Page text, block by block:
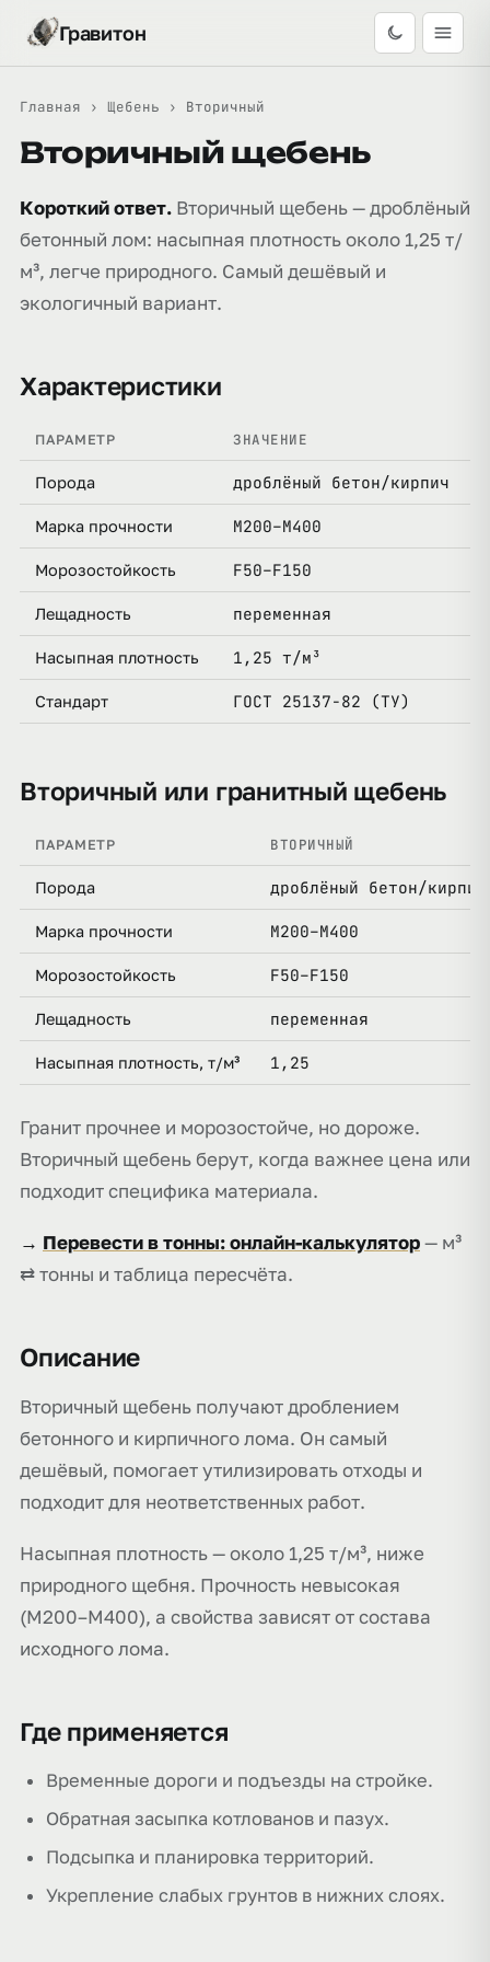
Гравитон
Главная › Щебень › Вторичный
Вторичный щебень
Короткий ответ. Вторичный щебень — дроблёный
бетонный лом: насыпная плотность около 1,25 т/
м³, легче природного. Самый дешёвый и
экологичный вариант.
Характеристики
ПАРАМЕТР ЗНАЧЕНИЕ
Порода дроблёный бетон/кирпич
Марка прочности М200–М400
Морозостойкость F50–F150
Лещадность переменная
Насыпная плотность 1,25 т/м³
Стандарт ГОСТ 25137-82 (ТУ)
Вторичный или гранитный щебень
ПАРАМЕТР ВТОРИЧНЫЙ
Порода дроблёный бетон/кирпич
Марка прочности М200–М400
Морозостойкость F50–F150
Лещадность переменная
Насыпная плотность, т/м³ 1,25
Гранит прочнее и морозостойче, но дороже.
Вторичный щебень берут, когда важнее цена или
подходит специфика материала.
→ Перевести в тонны: онлайн-калькулятор— м³
⇄ тонны и таблица пересчёта.
Описание
Вторичный щебень получают дроблением
бетонного и кирпичного лома. Он самый
дешёвый, помогает утилизировать отходы и
подходит для неответственных работ.
Насыпная плотность — около 1,25 т/м³, ниже
природного щебня. Прочность невысокая
(М200–М400), а свойства зависят от состава
исходного лома.
Где применяется
Временные дороги и подъезды на стройке.
Обратная засыпка котлованов и пазух.
Подсыпка и планировка территорий.
Укрепление слабых грунтов в нижних слоях.